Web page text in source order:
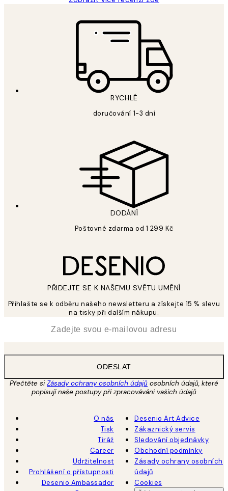
RYCHLÉ
doručování 1-3 dní
DODÁNÍ
Poštovné zdarma od 1 299 Kč
PŘIDEJTE SE K NAŠEMU SVĚTU UMĚNÍ
Přihlašte se k odběru našeho newsletteru a získejte 15 % slevu
na tisky při dalším nákupu.
ODESLAT
Přečtěte siZásady ochrany osobních údajů osobních údajů, které
popisují naše postupy při zpracovávání vašich údajů
O nás
Tisk
Tiráž
Career
Udržitelnost
Prohlášení o přístupnosti
Desenio Ambassador
Desenio Art Advice
Zákaznický servis
Sledování objednávky
Obchodní podmínky
Zásady ochrany osobních
údajů
Cookies